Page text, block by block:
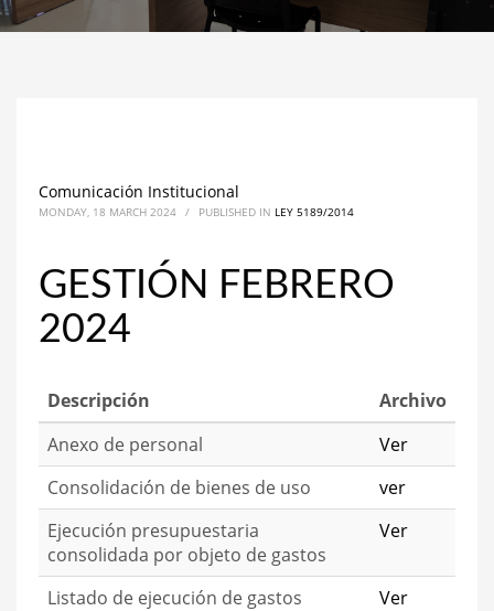
Comunicación Institucional
MONDAY, 18 MARCH 2024 / PUBLISHED IN LEY 5189/2014
GESTIÓN FEBRERO
2024
Descripción
Archivo
Anexo de personal
Ver
Consolidación de bienes de uso
ver
Ejecución presupuestaria
consolidada por objeto de gastos
Ver
Listado de ejecución de gastos
Ver